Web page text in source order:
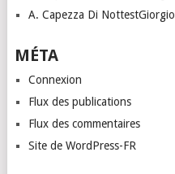
A. Capezza Di NottestGiorgio
MÉTA
Connexion
Flux des publications
Flux des commentaires
Site de WordPress-FR